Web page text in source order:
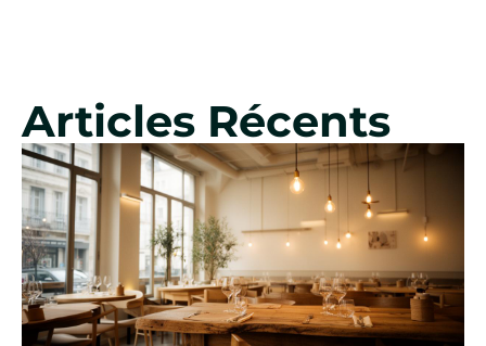
Articles Récents